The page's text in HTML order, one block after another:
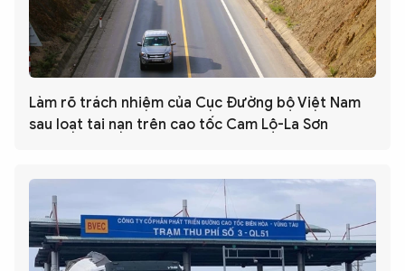
Làm rõ trách nhiệm của Cục Đường bộ Việt Nam
sau loạt tai nạn trên cao tốc Cam Lộ-La Sơn